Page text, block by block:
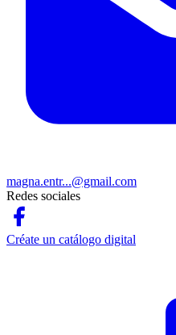
magna.entr...@gmail.com
Redes sociales
Créate un catálogo digital